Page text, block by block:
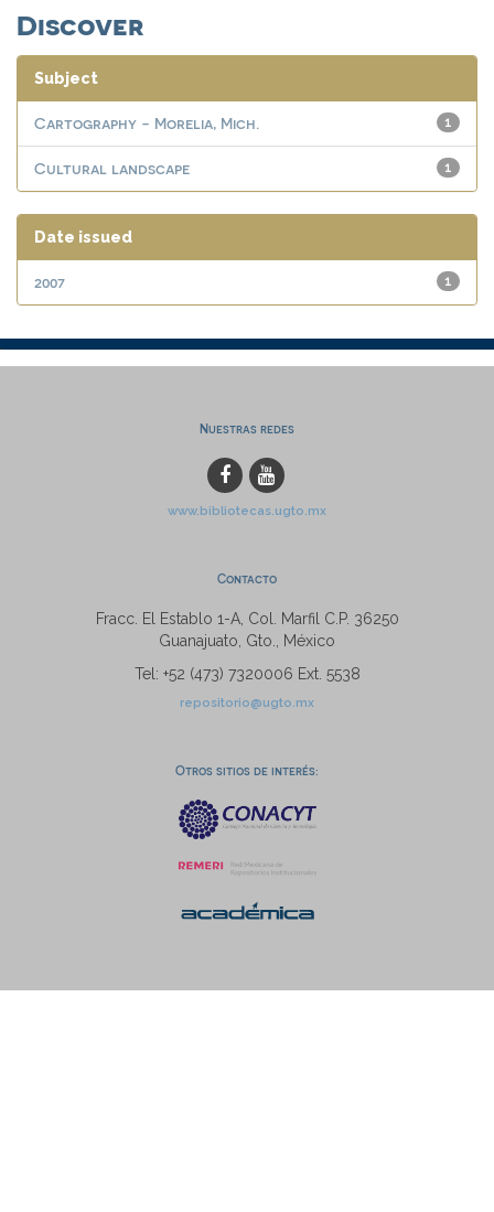
Discover
Subject
1
Cartography - Morelia, Mich.
1
Cultural landscape
Date issued
1
2007
Nuestras redes
www.bibliotecas.ugto.mx
Contacto
Fracc. El Establo 1-A, Col. Marfil C.P. 36250
Guanajuato, Gto., México
Tel: +52 (473) 7320006 Ext. 5538
repositorio@ugto.mx
Otros sitios de interés: